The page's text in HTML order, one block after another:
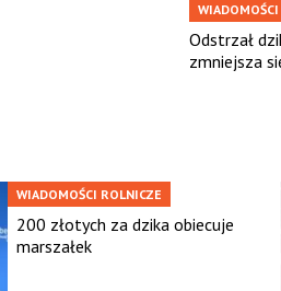
Odstrzał
zmniejsza
WIADOMOŚCI ROLNICZE
200 złotych za dzika obiecuje
marszałek